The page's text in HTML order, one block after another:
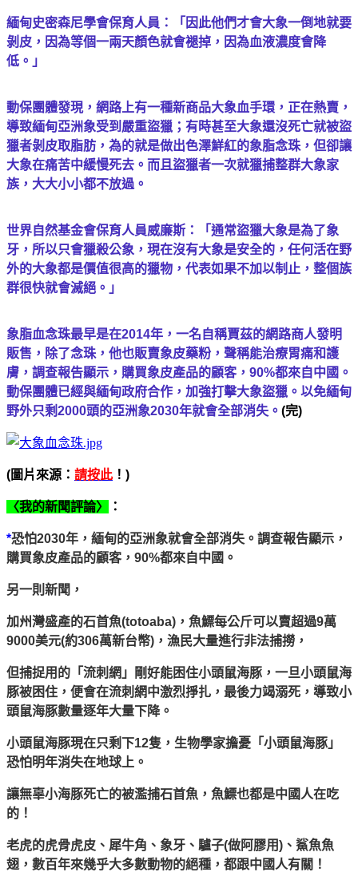
緬甸史密森尼學會保育人員：「因此他們才會大象一倒地就要
剝皮，因為等個一兩天顏色就會褪掉，因為血液濃度會降
低。」
動保團體發現，網路上有一種新商品大象血手環，正在熱賣，
導致緬甸亞洲象受到嚴重盜獵；有時甚至大象還沒死亡就被盜
獵者剝皮取脂肪，為的就是做出色澤鮮紅的象脂念珠，但卻讓
大象在痛苦中緩慢死去。而且盜獵者一次就獵捕整群大象家
族，大大小小都不放過。
世界自然基金會保育人員威廉斯：「通常盜獵大象是為了象
牙，所以只會獵殺公象，現在沒有大象是安全的，任何活在野
外的大象都是價值很高的獵物，代表如果不加以制止，整個族
群很快就會滅絕。」
象脂血念珠最早是在2014年，一名自稱賈茲的網路商人發明
販售，除了念珠，他也販賣象皮藥粉，聲稱能治療胃痛和護
膚，調查報告顯示，購買象皮產品的顧客，90%都來自中國。
動保團體已經與緬甸政府合作，加強打擊大象盜獵。以免緬甸
野外只剩2000頭的亞洲象2030年就會全部消失。 (完)
(圖片來源： 請按此！)
〈我的新聞評論〉 ：
*恐怕2030年，緬甸的亞洲象就會全部消失。調查報告顯示，
購買象皮產品的顧客，90%都來自中國。
另一則新聞，
加州灣盛產的石首魚(totoaba)，魚鰾每公斤可以賣超過9萬
9000美元(約306萬新台幣)，漁民大量進行非法捕撈，
但捕捉用的「流刺網」剛好能困住小頭鼠海豚，一旦小頭鼠海
豚被困住，便會在流刺網中激烈掙扎，最後力竭溺死，導致小
頭鼠海豚數量逐年大量下降。
小頭鼠海豚現在只剩下12隻，生物學家擔憂「小頭鼠海豚」
恐怕明年消失在地球上。
讓無辜小海豚死亡的被濫捕石首魚，魚鰾也都是中國人在吃
的！
老虎的虎骨虎皮、犀牛角、象牙、驢子(做阿膠用)、鯊魚魚
翅，數百年來幾乎大多數動物的絕種，都跟中國人有關！